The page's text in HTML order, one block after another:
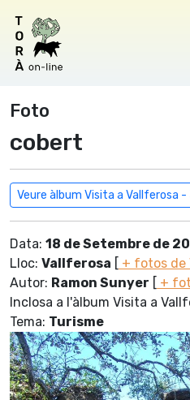
Foto
cobert
Veure àlbum Visita a Vallferosa -
Data: 18 de Setembre de
Lloc: Vallferosa [ + fotos de
Autor: Ramon Sunyer [ +
Inclosa a l'àlbum Visita a
Tema: Turisme